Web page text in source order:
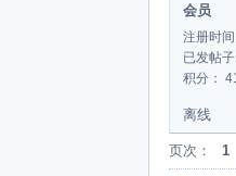
会员
注册时
已发帖
积分：
离线
页次： 1